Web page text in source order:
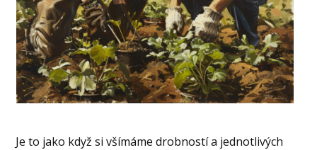
Je to jako když si všímáme drobností a jednotlivých